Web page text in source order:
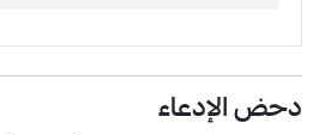
دحض الإدعاء